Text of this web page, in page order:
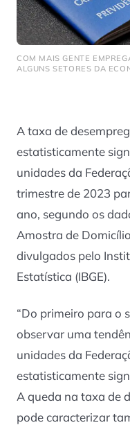
COM MAIS GENTE
ALGUNS SETORES DA
A taxa de
estatisticamente
unidades da
trimestre de 2023
ano, segundo os
Amostra de
divulgados pelo
Estatística (IBGE).
“Do primeiro para o
observar uma
unidades da
estatisticamente
A queda na taxa de
pode caracterizar